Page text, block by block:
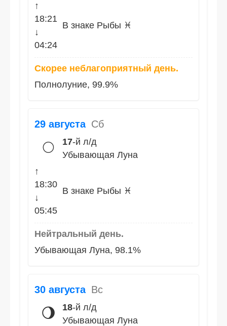
↑
18:21
↓
04:24
В знаке Рыбы ♓
Скорее неблагоприятный день.
Полнолуние, 99.9%
29 августа Сб
🌕 17-й л/д
Убывающая Луна
↑
18:30
↓
05:45
В знаке Рыбы ♓
Нейтральный день.
Убывающая Луна, 98.1%
30 августа Вс
🌖 18-й л/д
Убывающая Луна